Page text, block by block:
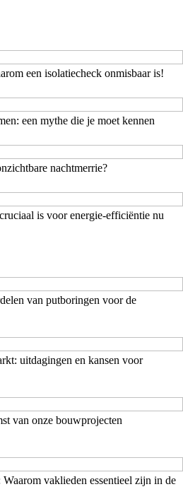
een isolatiecheck onmisbaar is!
een mythe die je moet kennen
nachtmerrie?
is voor energie-efficiëntie nu
van putboringen voor de
uitdagingen en kansen voor
van onze bouwprojecten
vaklieden essentieel zijn in de